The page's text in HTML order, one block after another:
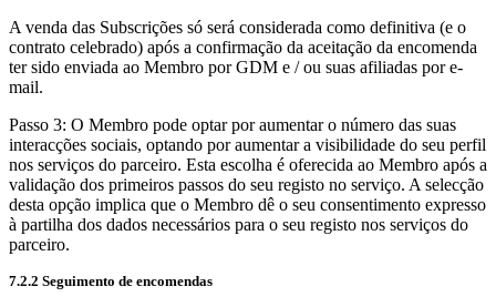
A venda das Subscrições só será considerada como definitiva (e o
contrato celebrado) após a confirmação da aceitação da encomenda
ter sido enviada ao Membro por GDM e / ou suas afiliadas por e-
mail.
Passo 3: O Membro pode optar por aumentar o número das suas
interacções sociais, optando por aumentar a visibilidade do seu perfil
nos serviços do parceiro. Esta escolha é oferecida ao Membro após a
validação dos primeiros passos do seu registo no serviço. A selecção
desta opção implica que o Membro dê o seu consentimento expresso
à partilha dos dados necessários para o seu registo nos serviços do
parceiro.
7.2.2 Seguimento de encomendas